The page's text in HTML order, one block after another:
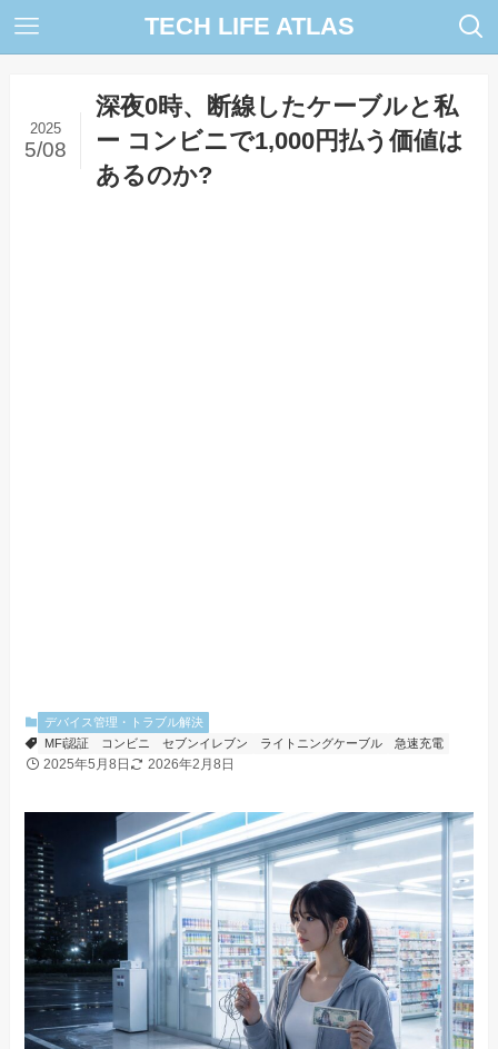
TECH LIFE ATLAS
深夜0時、断線したケーブルと私
ー コンビニで1,000円払う価値は
あるのか?
2025
5/08
デバイス管理・トラブル解決
MFi認証
コンビニ セブンイレブン ライトニングケーブル 急速充電
2025年5月8日 2026年2月8日